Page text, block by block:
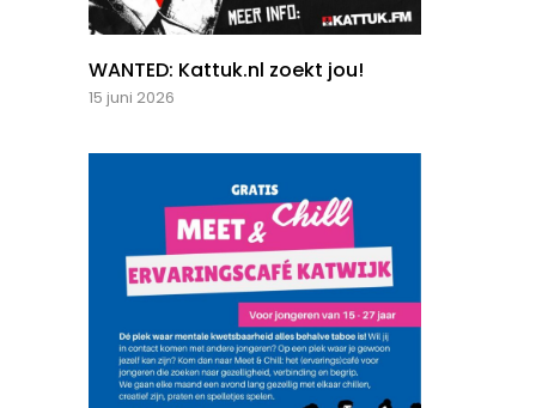
WANTED: Kattuk.nl zoekt jou!
15 juni 2026